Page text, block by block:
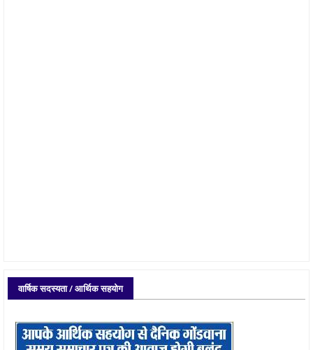
वार्षिक सदस्यता / आर्थिक सहयोग